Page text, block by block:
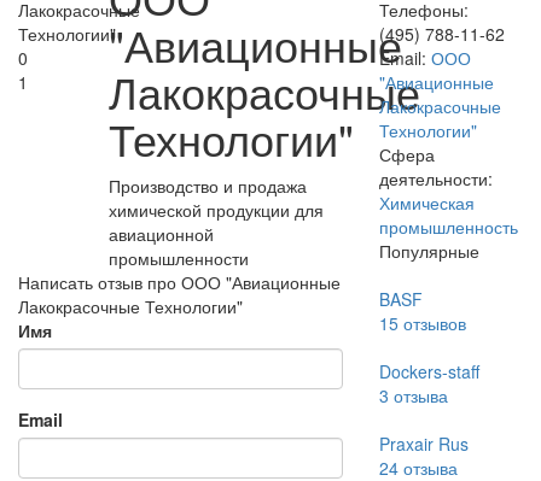
0
1
"Авиационные
Лакокрасочные
Технологии"
Производство и продажа
химической продукции для
авиационной
промышленности
Написать отзыв про ООО "Авиационные
Лакокрасочные Технологии"
Имя
Email
Телефоны:
(495) 788-11-62
Email: ООО
"Авиационные
Лакокрасочные
Технологии"
Сфера
деятельности:
Химическая
промышленность
Популярные
BASF
15отзывов
Dockers-staff
3 отзыва
Praxair Rus
24отзыва